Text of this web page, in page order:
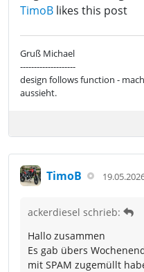
TimoB likes this post
Gruß Michael
--------------------
design follows function -
aussieht.
TimoB
ackerdiesel schrieb:
Hallo zusammen
Es gab übers
mit SPAM zugemüllt